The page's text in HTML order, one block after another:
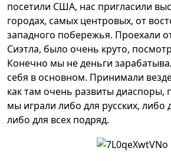
посетили США, нас пригласили
городах, самых центровых, от
западного побережья. Проехали
Сиэтла, было очень круто,
Конечно мы не деньги
себя в основном. Принимали
как там очень развиты диаспоры,
мы играли либо для русских, либо
либо для всех подряд.